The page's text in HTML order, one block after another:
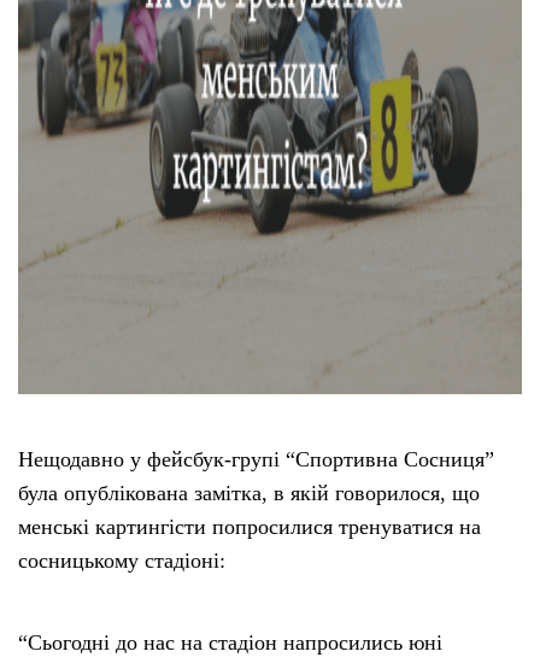
Нещодавно у фейсбук-групі “Спортивна Сосниця”
була опублікована замітка, в якій говорилося, що
менські картингісти попросилися тренуватися на
сосницькому стадіоні:
“Сьогодні до нас на стадіон напросились юні